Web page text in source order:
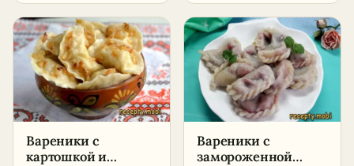
пошаговый рецепт
в домашних
условиях
условиях
Вареники с
картошкой и
Вареники с
замороженной